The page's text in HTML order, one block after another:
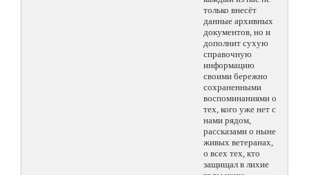
только внесёт
данные архивных
документов, но и
дополнит сухую
справочную
информацию
своими бережно
сохраненными
воспоминаниями о
тех, кого уже нет с
нами рядом,
рассказами о ныне
живых ветеранах,
о всех тех, кто
защищал в лихие